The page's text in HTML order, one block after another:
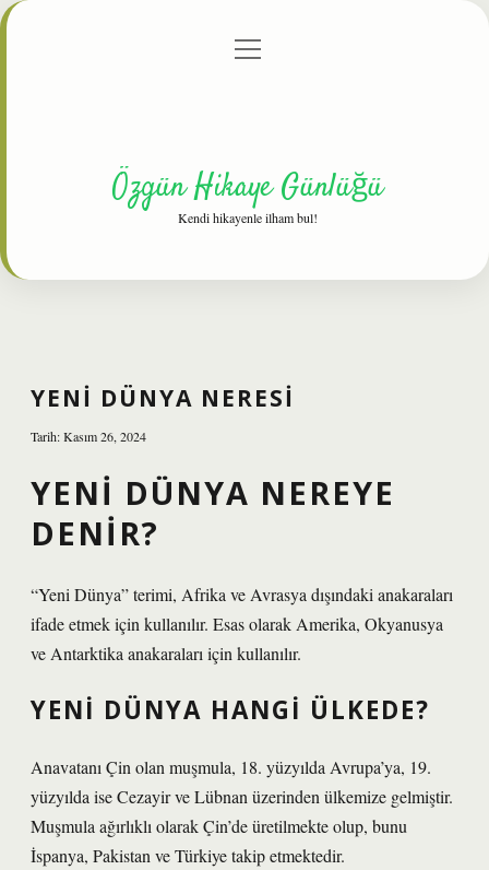
Gizlilik Politikası
menüyü
Özgün Hikaye Günlüğü
Kendi hikayenle ilham bul!
YENI DÜNYA NERESI
Tarih: Kasım 26, 2024
YENI DÜNYA NEREYE
DENIR?
“Yeni Dünya” terimi, Afrika ve Avrasya dışındaki anakaraları
ifade etmek için kullanılır. Esas olarak Amerika, Okyanusya
ve Antarktika anakaraları için kullanılır.
YENI DÜNYA HANGI ÜLKEDE?
Anavatanı Çin olan muşmula, 18. yüzyılda Avrupa’ya, 19.
yüzyılda ise Cezayir ve Lübnan üzerinden ülkemize gelmiştir.
Muşmula ağırlıklı olarak Çin’de üretilmekte olup, bunu
İspanya, Pakistan ve Türkiye takip etmektedir.